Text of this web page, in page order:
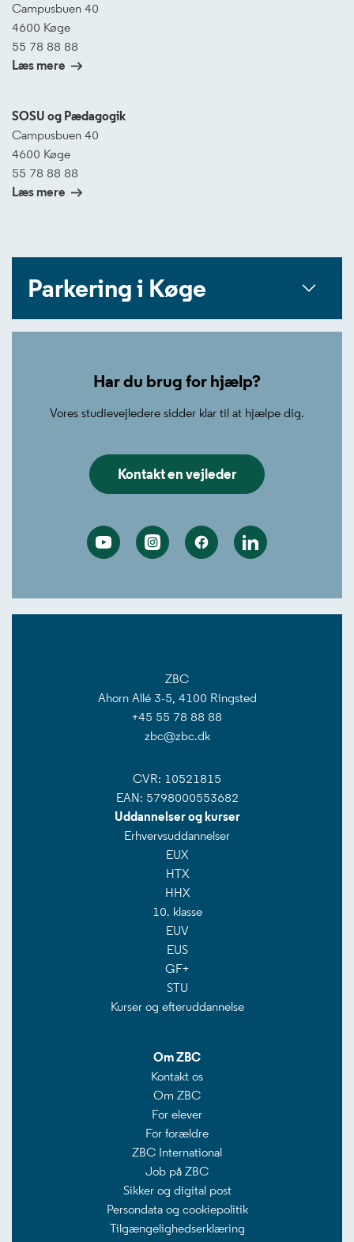
Campusbuen 40
4600 Køge
55 78 88 88
Læs mere
SOSU og Pædagogik
Campusbuen 40
4600 Køge
55 78 88 88
Læs mere
+
−
Parkering i Køge
Har du brug for hjælp?
Vores studievejledere sidder klar til at hjælpe dig.
Kontakt en vejleder
YoutubeInstagramFacebookLinkedin
ZBC
Ahorn Allé 3-5, 4100 Ringsted
+45 55 78 88 88
zbc@zbc.dk
CVR: 10521815
EAN: 5798000553682
Uddannelser og kurser
Erhvervsuddannelser
EUX
HTX
HHX
10. klasse
EUV
EUS
GF+
STU
Kurser og efteruddannelse
Om ZBC
Kontakt os
Om ZBC
For elever
For forældre
ZBC International
Job på ZBC
Sikker og digital post
Persondata og cookiepolitik
Tilgængelighedserklæring